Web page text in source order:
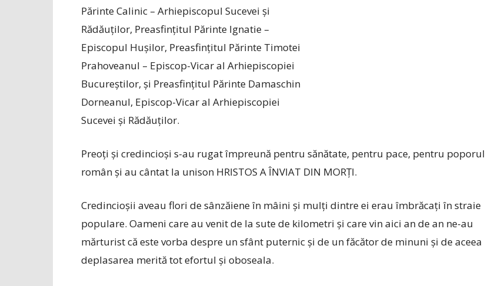
Părinte Calinic – Arhiepiscopul Sucevei și
Rădăuților, Preasfințitul Părinte Ignatie –
Episcopul Hușilor, Preasfințitul Părinte Timotei
Prahoveanul – Episcop-Vicar al Arhiepiscopiei
Bucureștilor, și Preasfințitul Părinte Damaschin
Dorneanul, Episcop-Vicar al Arhiepiscopiei
Sucevei și Rădăuților.
Preoți și credincioși s-au rugat împreună pentru sănătate, pentru pace, pentru poporul
român și au cântat la unison HRISTOS A ÎNVIAT DIN MORȚI.
Credincioșii aveau flori de sânzăiene în mâini și mulți dintre ei erau îmbrăcați în straie
populare. Oameni care au venit de la sute de kilometri și care vin aici an de an ne-au
mărturist că este vorba despre un sfânt puternic și de un făcător de minuni și de aceea
deplasarea merită tot efortul și oboseala.